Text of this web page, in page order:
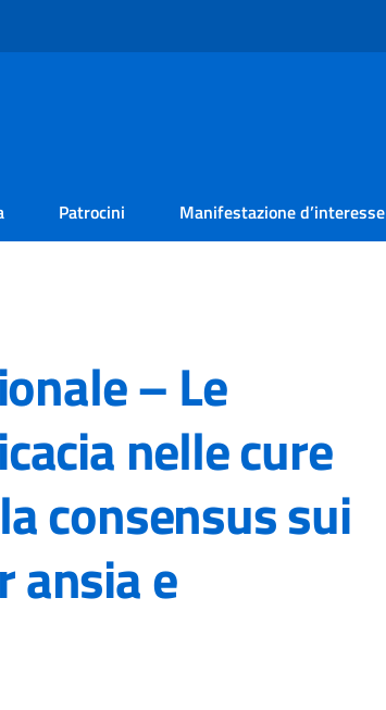
Patrocini Manifestazione d’interesse
– Le
nelle cure
consensus sui
ansia e